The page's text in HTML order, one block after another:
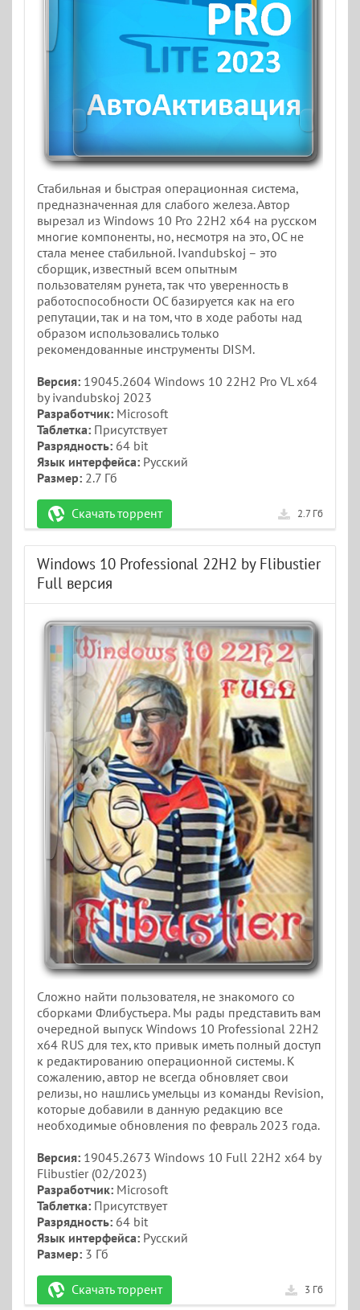
Стабильная и быстрая операционная система,
предназначенная для слабого железа. Автор
вырезал из Windows 10 Pro 22H2 x64 на русском
многие компоненты, но, несмотря на это, ОС не
стала менее стабильной. Ivandubskoj – это
сборщик, известный всем опытным
пользователям рунета, так что уверенность в
работоспособности ОС базируется как на его
репутации, так и на том, что в ходе работы над
образом использовались только
рекомендованные инструменты DISM.
Версия: 19045.2604 Windows 10 22H2 Pro VL x64
by ivandubskoj 2023
Разработчик: Microsoft
Таблетка: Присутствует
Разрядность: 64 bit
Язык интерфейса: Русский
Размер: 2.7 Гб
Скачать торрент 2.7 Гб
Windows 10 Professional 22H2 by Flibustier
Full версия
Сложно найти пользователя, не знакомого со
сборками Флибустьера. Мы рады представить вам
очередной выпуск Windows 10 Professional 22H2
x64 RUS для тех, кто привык иметь полный доступ
к редактированию операционной системы. К
сожалению, автор не всегда обновляет свои
релизы, но нашлись умельцы из команды Revision,
которые добавили в данную редакцию все
необходимые обновления по февраль 2023 года.
Версия: 19045.2673 Windows 10 Full 22H2 x64 by
Flibustier (02/2023)
Разработчик: Microsoft
Таблетка: Присутствует
Разрядность: 64 bit
Язык интерфейса: Русский
Размер: 3 Гб
Скачать торрент 3 Гб